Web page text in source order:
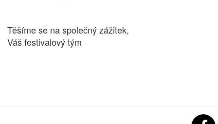
Těšíme se na společný zážitek,
Váš festivalový tým